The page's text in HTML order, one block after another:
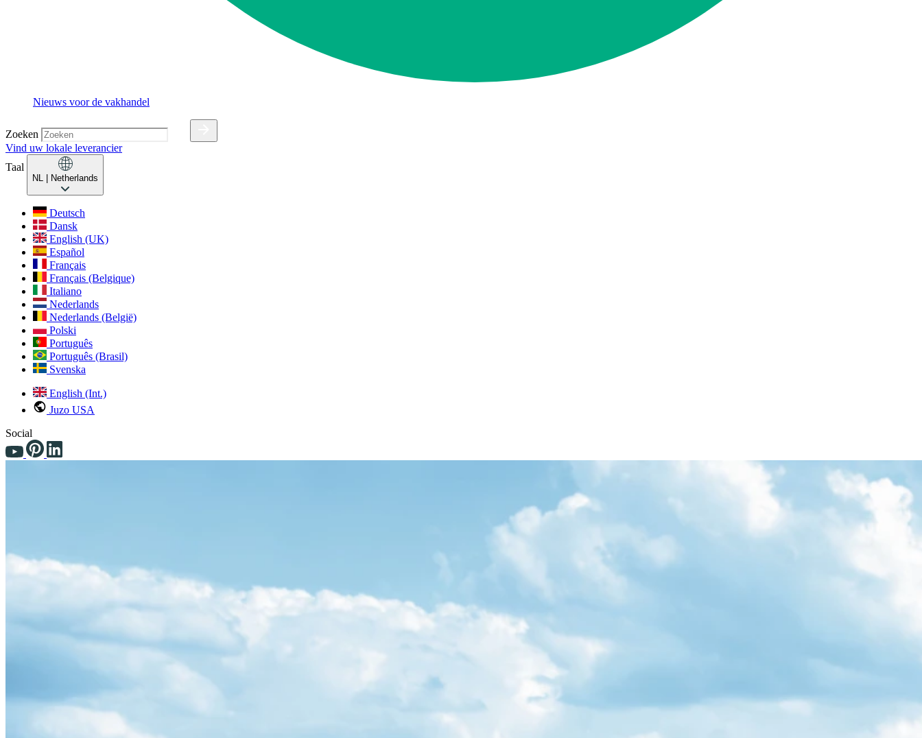
Nieuws voor de vakhandel
Zoeken
Vind uw lokale leverancier
Taal
NL | Netherlands
Deutsch
Dansk
English (UK)
Español
Français
Français (Belgique)
Italiano
Nederlands
Nederlands (België)
Polski
Português
Português (Brasil)
Svenska
English (Int.)
Juzo USA
Social